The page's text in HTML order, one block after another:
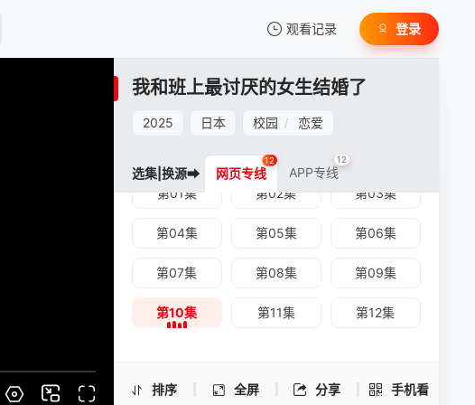
观看记录
我的观影记录
登录
我和班上最讨厌的女生结婚了
2025 日本 校园 / 恋爱
排序 全屏 分享 手机看
手机扫一扫继续看
选集|换源➡ 网页专线
12
APP专线
12
第01集 第02集 第03集
第04集 第05集 第06集
第07集 第08集 第09集
第10集 第11集 第12集